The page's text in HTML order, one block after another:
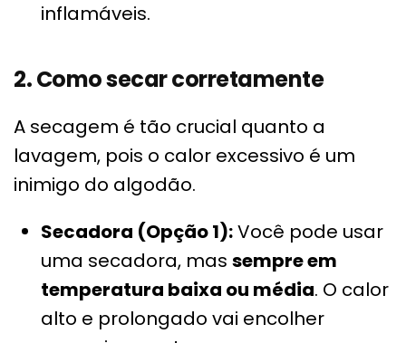
inflamáveis.
2. Como secar corretamente
A secagem é tão crucial quanto a
lavagem, pois o calor excessivo é um
inimigo do algodão.
Secadora (Opção 1):Você pode usar
uma secadora, mas sempre em
temperatura baixa ou média. O calor
alto e prolongado vai encolher